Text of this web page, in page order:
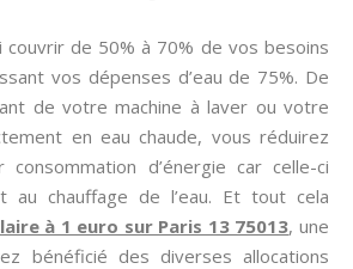
couvrir de 50% à 70% de vos besoins
vos dépenses d’eau de 75%. De
de votre machine à laver ou votre
en eau chaude, vous réduirez
consommation d’énergie car celle-ci
au chauffage de l’eau. Et tout cela
à 1 euro sur Paris 13 75013, une
bénéficié des diverses allocations